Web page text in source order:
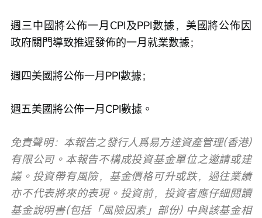
週三中國將公佈一月CPI及PPI數據，美國將公佈因
政府關門導致推遲發佈的一月就業數據；
週四美國將公佈一月PPI數據；
週五美國將公佈一月CPI數據。
免責聲明：本報告之發行人爲易方達資產管理(香港)
有限公司。本報告不構成投資基金單位之邀請或建
議。投資帶有風險，基金價格可升或跌，過往業績
亦不代表將來的表現。投資前，投資者應仔細閱讀
基金說明書(包括「風險因素」部份) 中與該基金相